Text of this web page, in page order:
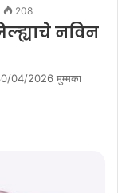
208
नविन
2026 मुम्मका